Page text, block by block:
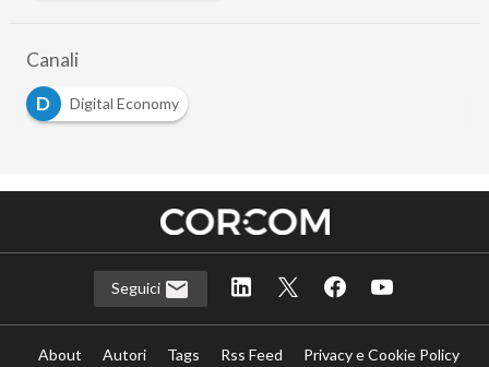
Canali
D
Digital Economy
Seguici
About Autori Tags Rss Feed
Privacy e Cookie Policy